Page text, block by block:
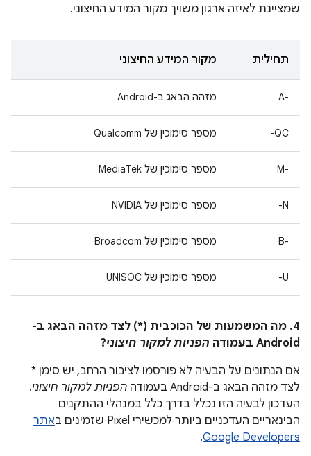
שמציינת לאיזה ארגון משויך מקור המידע החיצוני.
תחילית מקור המידע החיצוני
A-‎ מזהה הבאג ב-Android
QC- מספר סימוכין של Qualcomm
M-‎ מספר סימוכין של MediaTek
N- מספר סימוכין של NVIDIA
B-‎ מספר סימוכין של Broadcom
U- מספר סימוכין של UNISOC
4. מה המשמעות של הכוכבית (*) לצד מזהה הבאג ב-
Android בעמודה
הפניות למקור חיצוני?
אם הנתונים על הבעיה לא פורסמו לציבור הרחב, יש סימן *
לצד מזהה הבאג ב-Android בעמודה
הפניות למקור חיצוני.
העדכון לבעיה הזו נכלל בדרך כלל במנהלי ההתקנים
הבינאריים העדכניים ביותר למכשירי Pixel שזמינים ב
אתר
Google Developers
.